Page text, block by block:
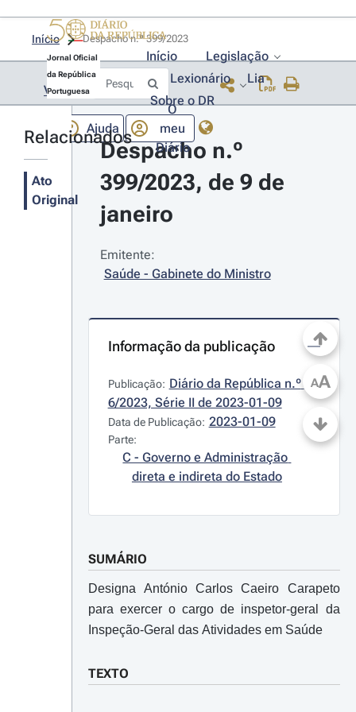
Jornal Oficial
da República
Portuguesa
Início
Legislação
Lexionário
Lia
Sobre o DR
Ajuda
O
meu
Diário
Início
Voltar
Relacionados
Ato
Original
Despacho n.º
399/2023, de 9 de
janeiro
Emitente:
Saúde - Gabinete do Ministro
Informação da publicação
Publicação: Diário da República n.º
6/2023, Série II de 2023-01-09
Data de Publicação: 2023-01-09
Parte:
C - Governo e Administração
direta e indireta do Estado
SUMÁRIO
Designa António Carlos Caeiro Carapeto
para exercer o cargo de inspetor-geral da
Inspeção-Geral das Atividades em Saúde
TEXTO
AA